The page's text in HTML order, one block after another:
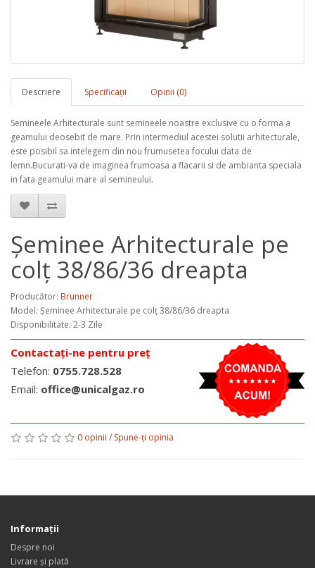
Descriere Specificaţii Opinii (0)
Semineele Arhitecturale sunt semineele noastre exclusive cu o forma a
geamului deosebit de mare. Prin intermediul acestei solutii arhitecturale,
este posibil sa intelegem din nou frumusetea focului data de
lemn.Bucurati-va de imaginea frumoasa a flacarii si de ambianta speciala
in fata geamului mare al semineului.
Șeminee Arhitecturale pe
colț 38/86/36 dreapta
Producător: Brunner
Model: Șeminee Arhitecturale pe colț 38/86/36 dreapta
Disponibilitate: 2-3 Zile
Contactați-ne pentru preț
Telefon: 0755.728.528
Email: office@unicalgaz.ro
0 opinii / Spune-ţi opinia
Informaţii
Despre noi
Livrare și plată